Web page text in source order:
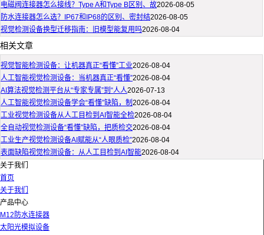
电磁阀连接器怎么接线？Type A和Type B区别、故2026-08-05
防水连接器怎么选？IP67和IP68的区别、密封结2026-08-05
视觉检测设备换型迁移指南：旧模型能复用吗2026-08-04
相关文章
视觉智能检测设备：让机器真正“看懂”工业2026-08-04
人工智能视觉检测设备：当机器真正“看懂”2026-08-04
AI算法视觉检测平台从“专家专属”到“人人2026-07-13
人工智能视觉检测设备学会“看懂”缺陷，制 2026-08-04
工业视觉检测设备从人工目检到AI智能全检2026-08-04
全自动视觉检测设备“看懂”缺陷，把质检交2026-08-04
工业生产视觉检测设备AI赋能从“人眼质检”2026-08-04
表面缺陷视觉检测设备：从人工目检到AI智能2026-08-04
关于我们
首页
关于我们
产品中心
M12防水连接器
太阳光模拟设备